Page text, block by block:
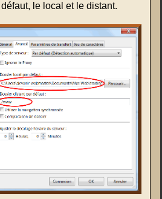
le local et le distant.